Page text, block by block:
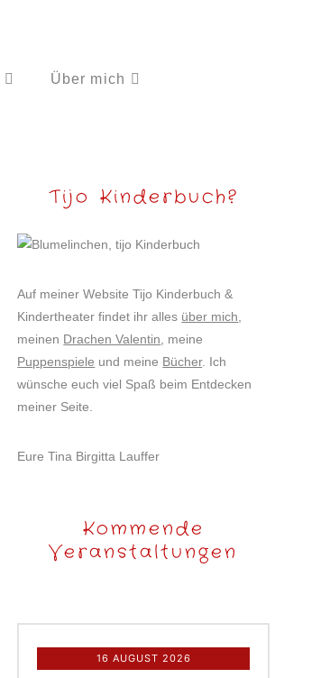
Über mich
Tijo Kinderbuch?
Auf meiner Website Tijo Kinderbuch &
Kindertheater findet ihr alles über mich
meinen Drachen Valentin , meine
Puppenspiele und meine Bücher. Ich
wünsche euch viel Spaß beim Entdecken
meiner Seite.
Eure Tina Birgitta Lauffer
Kommende
Veranstaltungen
16 AUGUST 2026